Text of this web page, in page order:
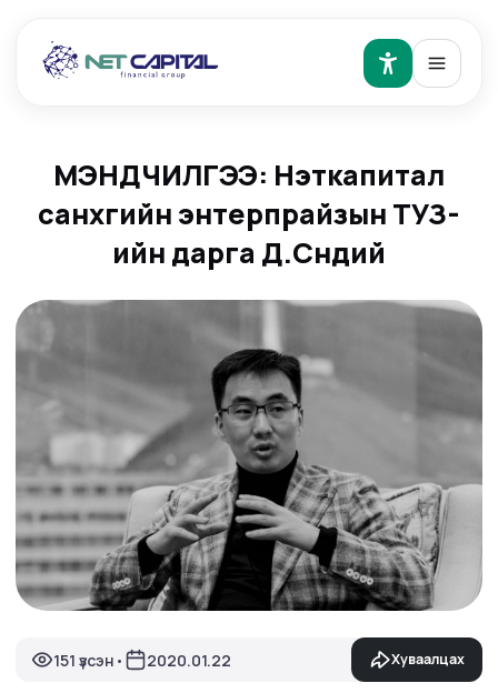
МЭНДЧИЛГЭЭ: Нэткапитал
санхүүгийн энтерпрайзын ТУЗ-
ийн дарга Д.Сүндий
151 үзсэн • 2020.01.22 Хуваалцах